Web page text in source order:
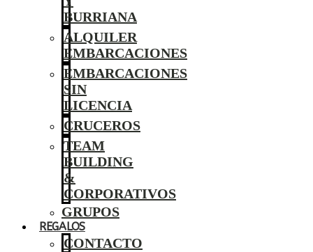
BURRIANA
ALQUILER
EMBARCACIONES
EMBARCACIONES
SIN
LICENCIA
CRUCEROS
TEAM
BUILDING
&
CORPORATIVOS
GRUPOS
REGALOS
CONTACTO